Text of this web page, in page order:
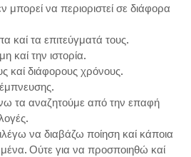
μπορεί να περιοριστεί σε διάφορα
καί τα επιτεύγματά τους.
καί την ιστορία.
καί διάφορους χρόνους.
τα αναζητούμε από την επαφή
να διαβάζω ποίηση καί κάποια
μένα. Ούτε για να προσποιηθώ καί